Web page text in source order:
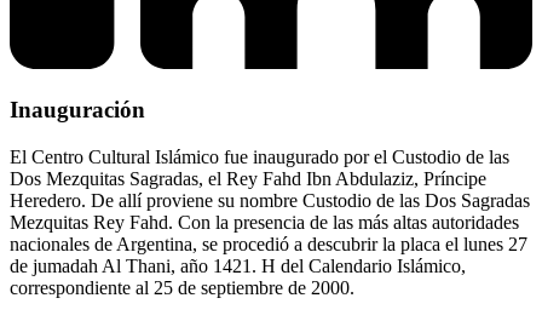
Inauguración
El Centro Cultural Islámico fue inaugurado por el Custodio de las
Dos Mezquitas Sagradas, el Rey Fahd Ibn Abdulaziz, Príncipe
Heredero. De allí proviene su nombre Custodio de las Dos Sagradas
Mezquitas Rey Fahd. Con la presencia de las más altas autoridades
nacionales de Argentina, se procedió a descubrir la placa el lunes 27
de jumadah Al Thani, año 1421. H del Calendario Islámico,
correspondiente al 25 de septiembre de 2000.